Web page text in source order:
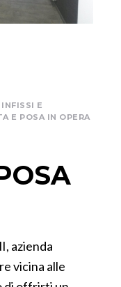
INFISSI E
E POSA IN OPERA
azienda
vicina alle